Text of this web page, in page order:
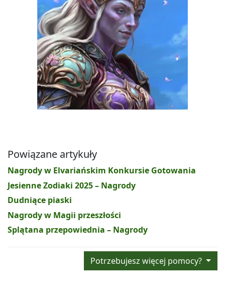
Powiązane artykuły
Nagrody w Elvariańskim Konkursie Gotowania
Jesienne Zodiaki 2025 – Nagrody
Dudniące piaski
Nagrody w Magii przeszłości
Splątana przepowiednia – Nagrody
Potrzebujesz więcej pomocy?